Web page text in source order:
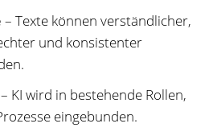
– Texte können verständlicher,
und konsistenter
– KI wird in bestehende Rollen,
eingebunden.